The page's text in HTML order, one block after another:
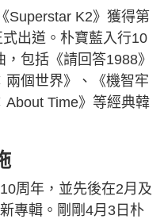
Superstar K2》獲得第
出道。朴寶藍入行10
包括《請回答1988》
個世界》、《機智牢
About Time》等經典韓
周年，並先後在2月及
專輯。剛剛4月3日朴